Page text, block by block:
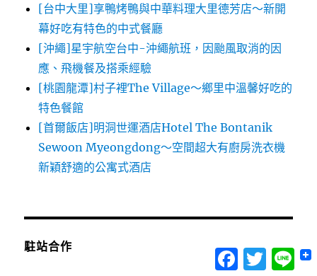
[台中大里]享鴨烤鴨與中華料理大里德芳店～新開
幕好吃有特色的中式餐廳
[沖繩]星宇航空台中-沖繩航班，因颱風取消的因
應、飛機餐及搭乘經驗
[桃園龍潭]村子裡The Village～鄉里中溫馨好吃的
特色餐館
[首爾飯店]明洞世運酒店Hotel The Bontanik
Sewoon Myeongdong～空間超大有廚房洗衣機
新穎舒適的公寓式酒店
駐站合作 Facebook
Twitter